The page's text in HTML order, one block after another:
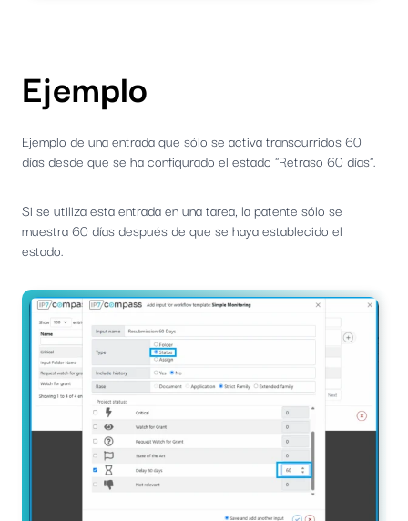
Ejemplo
Ejemplo de una entrada que sólo se activa transcurridos 60
días desde que se ha configurado el estado "Retraso 60 días".
Si se utiliza esta entrada en una tarea, la patente sólo se
muestra 60 días después de que se haya establecido el
estado.